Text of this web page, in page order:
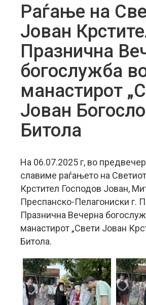
Раѓање на
Јован
Празнична
богослужба
манастирот
Јован
Битола
На 06.07.2025 г, во
славиме раѓањето на
Крстител Господов Јован,
Преспанско-Пелагониски г.
Празнична Вечерна
манастирот „Свети Јован
Битола.